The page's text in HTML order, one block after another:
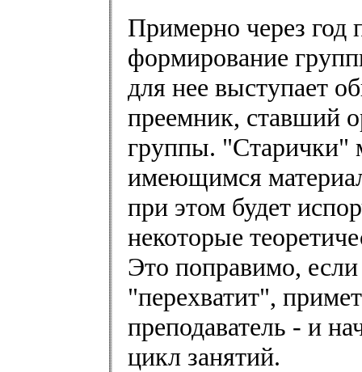
Примерно через год
формирование
для нее выступает
преемник, ставший
группы. "Старички"
имеющимся
при этом будет
некоторые
Это поправимо,
"перехватит",
преподаватель - и
цикл занятий.